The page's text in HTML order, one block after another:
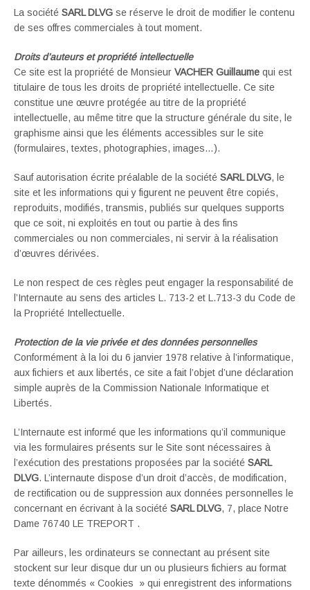
La société SARL DLVG se réserve le droit de modifier le contenu
de ses offres commerciales à tout moment.
Droits d’auteurs et propriété intellectuelle
Ce site est la propriété de Monsieur VACHER Guillaume qui est
titulaire de tous les droits de propriété intellectuelle. Ce site
constitue une œuvre protégée au titre de la propriété
intellectuelle, au même titre que la structure générale du site, le
graphisme ainsi que les éléments accessibles sur le site
(formulaires, textes, photographies, images…).
Sauf autorisation écrite préalable de la société SARL DLVG, le
site et les informations qui y figurent ne peuvent être copiés,
reproduits, modifiés, transmis, publiés sur quelques supports
que ce soit, ni exploités en tout ou partie à des fins
commerciales ou non commerciales, ni servir à la réalisation
d’œuvres dérivées.
Le non respect de ces règles peut engager la responsabilité de
l’Internaute au sens des articles L. 713-2 et L.713-3 du Code de
la Propriété Intellectuelle.
Protection de la vie privée et des données personnelles
Conformément à la loi du 6 janvier 1978 relative à l’informatique,
aux fichiers et aux libertés, ce site a fait l’objet d’une déclaration
simple auprès de la Commission Nationale Informatique et
Libertés.
L’Internaute est informé que les informations qu’il communique
via les formulaires présents sur le Site sont nécessaires à
l’exécution des prestations proposées par la société SARL
DLVG. L’internaute dispose d’un droit d’accès, de modification,
de rectification ou de suppression aux données personnelles le
concernant en écrivant à la société SARL DLVG, 7, place Notre
Dame 76740 LE TREPORT .
Par ailleurs, les ordinateurs se connectant au présent site
stockent sur leur disque dur un ou plusieurs fichiers au format
texte dénommés « Cookies » qui enregistrent des informations